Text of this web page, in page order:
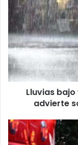
bajo
vigilancia:
CNE
eleva
alertas
y
advierte
sobre
riesgoLluvias
advierte
Ataque
en